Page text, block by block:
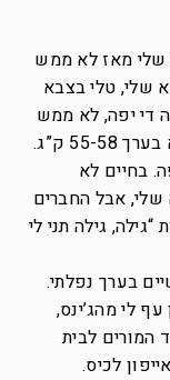
שלי מאז לא ממש
שלי, טלי בצבא
די יפה, לא ממש
גבוהה, 1.60 וקצת מלאה. אני מנחש שהיא בערך 55-58 ק”ג.
בחיים לא
אבל החברים
גילה תני לי
בערך נפלתי.
לי מהג’ינס,
המורים לבית
לכיס.